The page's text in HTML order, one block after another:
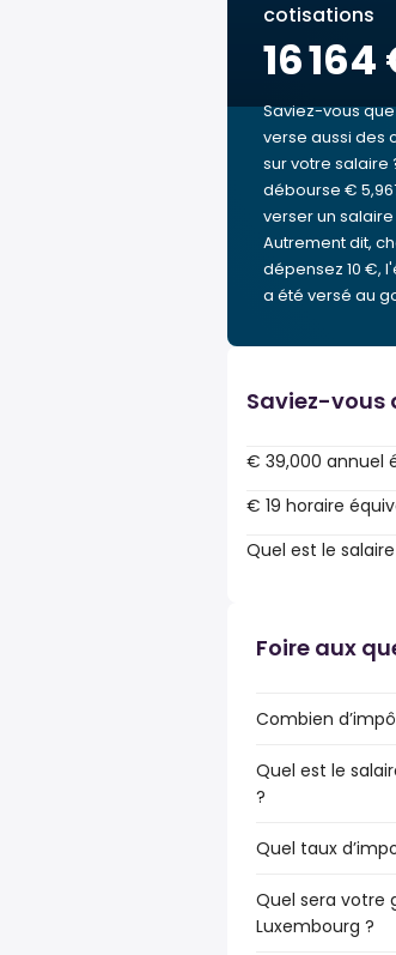
cotisations
16 164
Saviez-vous
verse aussi des
sur votre salaire
débourse €
verser un
Autrement dit,
dépensez 10 €,
a été versé au
Saviez-vous
€ 39,000 annuel
€ 19 horaire
Quel est le
Foire aux
Combien
Quel est le
?
Quel taux
Quel sera votre
Luxembourg ?